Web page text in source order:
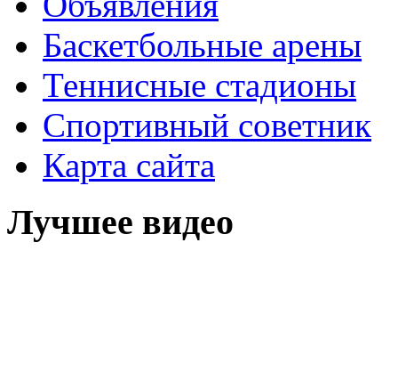
Баскетбольные арены
Теннисные стадионы
Спортивный советник
Карта сайта
Лучшее видео